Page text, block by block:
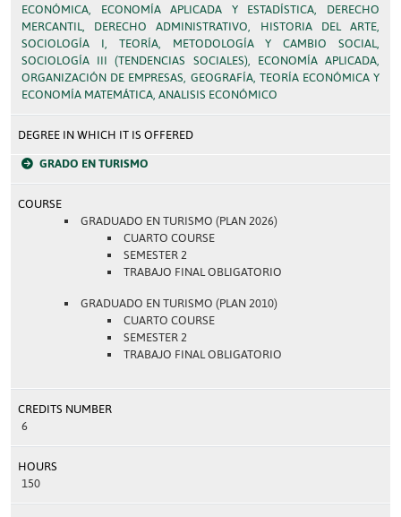
ECONÓMICA, ECONOMÍA APLICADA Y ESTADÍSTICA, DERECHO
MERCANTIL, DERECHO ADMINISTRATIVO, HISTORIA DEL ARTE,
SOCIOLOGÍA I, TEORÍA, METODOLOGÍA Y CAMBIO SOCIAL,
SOCIOLOGÍA III (TENDENCIAS SOCIALES), ECONOMÍA APLICADA,
ORGANIZACIÓN DE EMPRESAS, GEOGRAFÍA, TEORÍA ECONÓMICA Y
ECONOMÍA MATEMÁTICA, ANALISIS ECONÓMICO
DEGREE IN WHICH IT IS OFFERED
GRADO EN TURISMO
COURSE
GRADUADO EN TURISMO (PLAN 2026)
CUARTO COURSE
SEMESTER 2
TRABAJO FINAL OBLIGATORIO
GRADUADO EN TURISMO (PLAN 2010)
CUARTO COURSE
SEMESTER 2
TRABAJO FINAL OBLIGATORIO
CREDITS NUMBER
6
HOURS
150